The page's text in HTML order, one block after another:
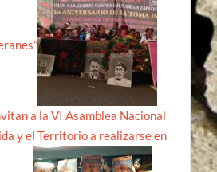
a la VI Asamblea Nacional
y el Territorio a realizarse en